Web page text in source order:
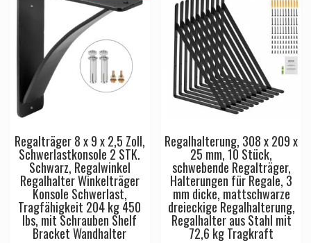
Regalträger 8 x 9 x 2,5 Zoll,
Schwerlastkonsole 2 STK.
Schwarz, Regalwinkel
Regalhalter Winkelträger
Konsole Schwerlast,
Tragfähigkeit 204 kg 450
lbs, mit Schrauben Shelf
Bracket Wandhalter
Regalhalterung, 308 x 209 x
25 mm, 10 Stück,
schwebende Regalträger,
Halterungen für Regale, 3
mm dicke, mattschwarze
dreieckige Regalhalterung,
Regalhalter aus Stahl mit
72,6 kg Tragkraft